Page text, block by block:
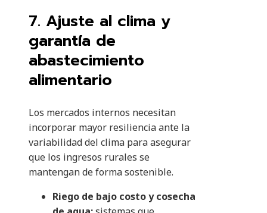
7. Ajuste al clima y
garantía de
abastecimiento
alimentario
Los mercados internos necesitan
incorporar mayor resiliencia ante la
variabilidad del clima para asegurar
que los ingresos rurales se
mantengan de forma sostenible.
Riego de bajo costo y cosecha